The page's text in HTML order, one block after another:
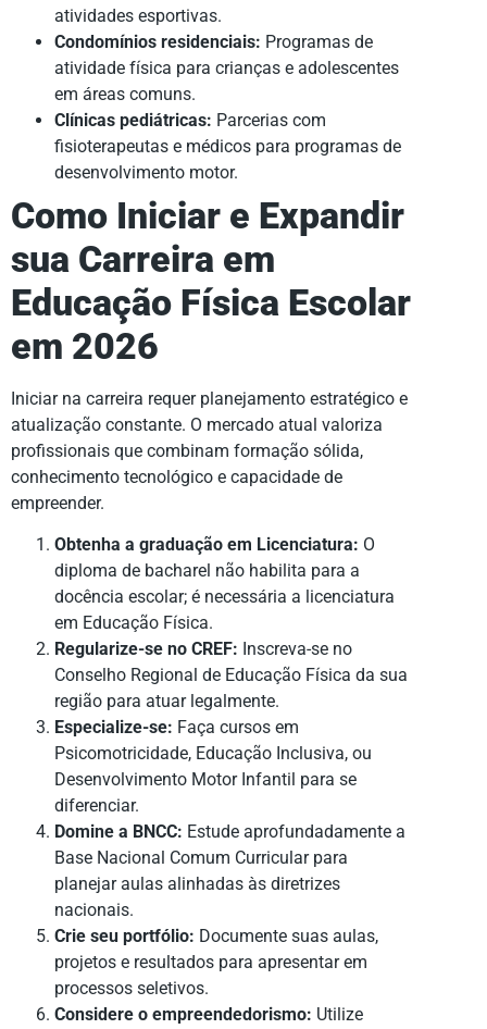
atividades esportivas.
Condomínios residenciais: Programas de
atividade física para crianças e adolescentes
em áreas comuns.
Clínicas pediátricas: Parcerias com
fisioterapeutas e médicos para programas de
desenvolvimento motor.
Como Iniciar e Expandir
sua Carreira em
Educação Física Escolar
em 2026
Iniciar na carreira requer planejamento estratégico e
atualização constante. O mercado atual valoriza
profissionais que combinam formação sólida,
conhecimento tecnológico e capacidade de
empreender.
Obtenha a graduação em Licenciatura: O
diploma de bacharel não habilita para a
docência escolar; é necessária a licenciatura
em Educação Física.
Regularize-se no CREF: Inscreva-se no
Conselho Regional de Educação Física da sua
região para atuar legalmente.
Especialize-se: Faça cursos em
Psicomotricidade, Educação Inclusiva, ou
Desenvolvimento Motor Infantil para se
diferenciar.
Domine a BNCC: Estude aprofundadamente a
Base Nacional Comum Curricular para
planejar aulas alinhadas às diretrizes
nacionais.
Crie seu portfólio: Documente suas aulas,
projetos e resultados para apresentar em
processos seletivos.
Considere o empreendedorismo: Utilize